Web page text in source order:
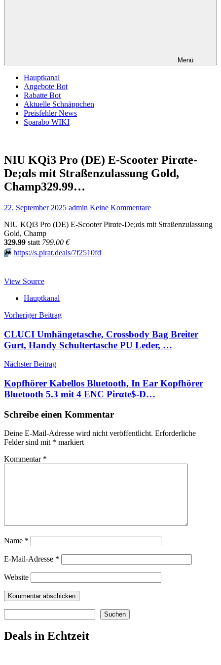
Menü
Hauptkanal
Angebote Bot
Rabatte Bot
Aktuelle Schnäppchen
Preisfehler News
Sparabo WIKI
NIU KQi3 Pro (DE) E-Scooter Pirαtе-
Dе;αls mit Straßenzulassung Gold,
Champ329.99…
22. September 2025 admin Keine Kommentare
NIU KQi3 Pro (DE) E-Scooter Pirαtе-Dе;αls mit Straßenzulassung
Gold, Champ
329.99 statt 799.00 €
⏩️ https://s.pirat.deals/7f2510fd
View Source
Hauptkanal
Beitragsnavigation
Vorheriger Beitrag
CLUCI Umhängetasche, Crossbody Bag Breiter
Gurt, Handy Schultertasche PU Leder, …
Nächster Beitrag
Kopfhörer Kabellos Bluetooth, In Ear Kopfhörer
Bluetooth 5.3 mit 4 ENC Pirαtе$-D…
Schreibe einen Kommentar
Deine E-Mail-Adresse wird nicht veröffentlicht. Erforderliche
Felder sind mit * markiert
Kommentar *
Name *
E-Mail-Adresse *
Website
Suchen
Deals in Echtzeit